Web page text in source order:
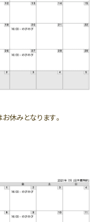
休みとなります。